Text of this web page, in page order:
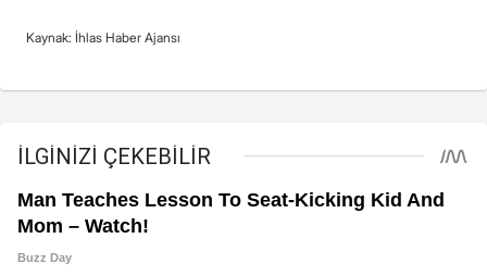
Kaynak: İhlas Haber Ajansı